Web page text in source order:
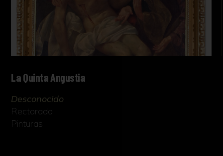
La Quinta Angustia
Desconocido
Rectorado
Pinturas